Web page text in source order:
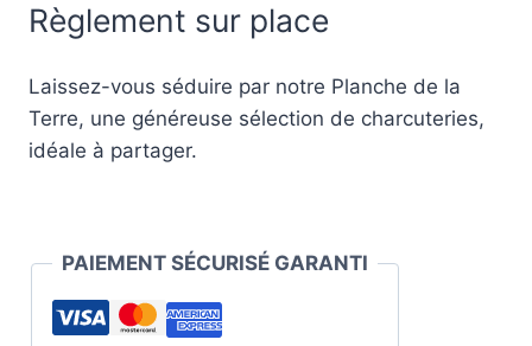
Règlement sur place
Laissez-vous séduire par notre Planche de la
Terre, une généreuse sélection de charcuteries,
idéale à partager.
PAIEMENT SÉCURISÉ GARANTI